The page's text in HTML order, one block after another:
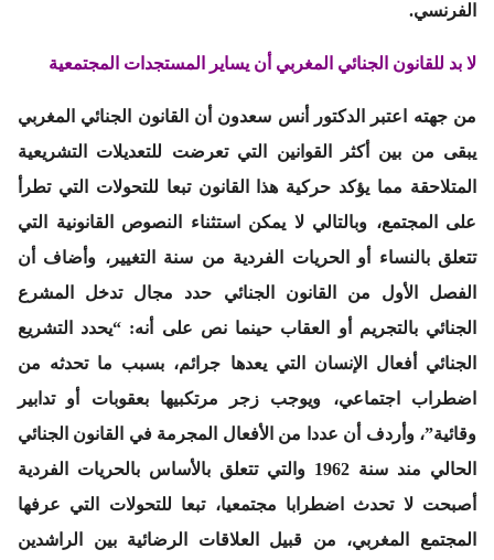
الفرنسي.
لا بد للقانون الجنائي المغربي أن يساير المستجدات المجتمعية
من جهته اعتبر الدكتور أنس سعدون أن القانون الجنائي المغربي
يبقى من بين أكثر القوانين التي تعرضت للتعديلات التشريعية
المتلاحقة مما يؤكد حركية هذا القانون تبعا للتحولات التي تطرأ
على المجتمع، وبالتالي لا يمكن استثناء النصوص القانونية التي
تتعلق بالنساء أو الحريات الفردية من سنة التغيير، وأضاف أن
الفصل الأول من القانون الجنائي حدد مجال تدخل المشرع
الجنائي بالتجريم أو العقاب حينما نص على أنه: “يحدد التشريع
الجنائي أفعال الإنسان التي يعدها جرائم، بسبب ما تحدثه من
اضطراب اجتماعي، ويوجب زجر مرتكبيها بعقوبات أو تدابير
وقائية”، وأردف أن عددا من الأفعال المجرمة في القانون الجنائي
الحالي مند سنة 1962 والتي تتعلق بالأساس بالحريات الفردية
أصبحت لا تحدث اضطرابا مجتمعيا، تبعا للتحولات التي عرفها
المجتمع المغربي، من قبيل العلاقات الرضائية بين الراشدين